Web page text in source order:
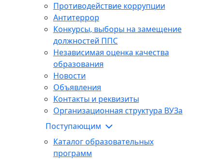
Противодействие коррупции
Антитеррор
Конкурсы, выборы на замещение
должностей ППС
Независимая оценка качества
образования
Новости
Объявления
Контакты и реквизиты
Организационная структура ВУЗа
Поступающим
Каталог образовательных
программ